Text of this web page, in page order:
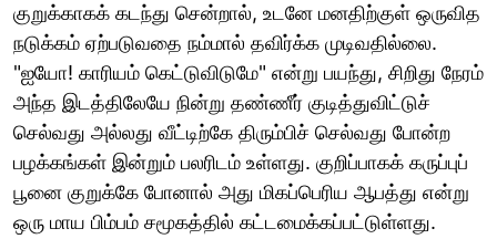
குறுக்காகக் கடந்து சென்றால், உடனே மனதிற்குள் ஒருவித
நடுக்கம் ஏற்படுவதை நம்மால் தவிர்க்க முடிவதில்லை.
"ஐயோ! காரியம் கெட்டுவிடுமே" என்று பயந்து, சிறிது நேரம்
அந்த இடத்திலேயே நின்று தண்ணீர் குடித்துவிட்டுச்
செல்வது அல்லது வீட்டிற்கே திரும்பிச் செல்வது போன்ற
பழக்கங்கள் இன்றும் பலரிடம் உள்ளது. குறிப்பாகக் கருப்புப்
பூனை குறுக்கே போனால் அது மிகப்பெரிய ஆபத்து என்று
ஒரு மாய பிம்பம் சமூகத்தில் கட்டமைக்கப்பட்டுள்ளது.